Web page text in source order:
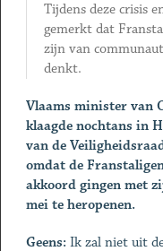
Tijdens deze crisis
gemerkt dat
zijn van
denkt.
Vlaams minister van
klaagde nochtans in
van de
omdat de
akkoord gingen met
mei te heropenen.
Geens: Ik zal niet uit